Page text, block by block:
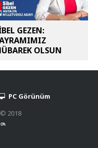
GEZEN:
OLSUN
PC Görünüm
2018